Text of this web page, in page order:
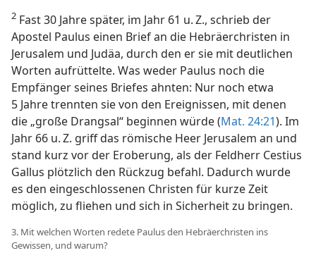
2 Fast 30 Jahre später, im Jahr 61 u. Z., schrieb der
Apostel Paulus einen Brief an die Hebräerchristen in
Jerusalem und Judäa, durch den er sie mit deutlichen
Worten aufrüttelte. Was weder Paulus noch die
Empfänger seines Briefes ahnten: Nur noch etwa
5 Jahre trennten sie von den Ereignissen, mit denen
die „große Drangsal“ beginnen würde (Mat. 24:21). Im
Jahr 66 u. Z. griff das römische Heer Jerusalem an und
stand kurz vor der Eroberung, als der Feldherr Cestius
Gallus plötzlich den Rückzug befahl. Dadurch wurde
es den eingeschlossenen Christen für kurze Zeit
möglich, zu fliehen und sich in Sicherheit zu bringen.
3. Mit welchen Worten redete Paulus den Hebräerchristen ins
Gewissen, und warum?